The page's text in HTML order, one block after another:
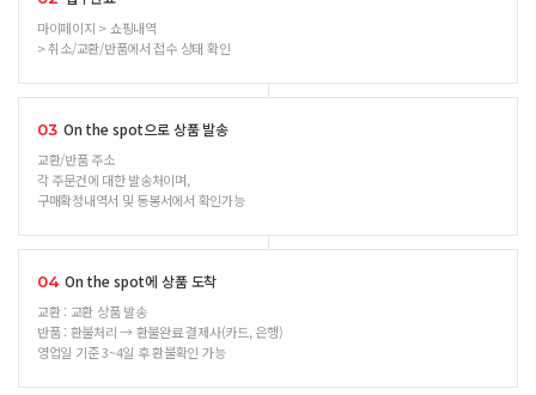
마이페이지 > 쇼핑내역
> 취소/교환/반품에서 접수 상태 확인
03 On the spot으로 상품 발송
교환/반품 주소
각 주문건에 대한 발송처이며,
구매확정내역서 및 동봉서에서 확인가능
04 On the spot에 상품 도착
교환 : 교환 상품 발송
반품 : 환불처리 → 환불완료 결제사(카드, 은행)
영업일 기준 3~4일 후 환불확인 가능